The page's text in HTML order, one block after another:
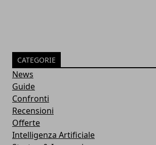
CATEGORIE
News
Guide
Confronti
Recensioni
Offerte
Intelligenza Artificiale